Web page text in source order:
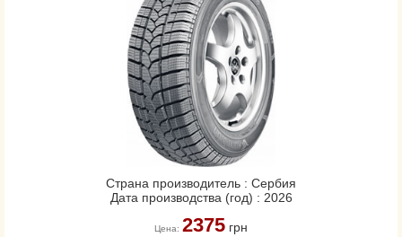
Страна производитель : Сербия
Дата производства (год) : 2026
Цена: 2375грн